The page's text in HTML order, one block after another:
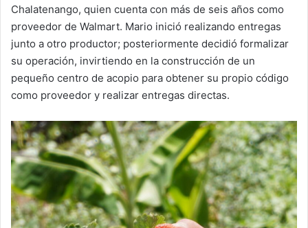
Chalatenango, quien cuenta con más de seis años como
proveedor de Walmart. Mario inició realizando entregas
junto a otro productor; posteriormente decidió formalizar
su operación, invirtiendo en la construcción de un
pequeño centro de acopio para obtener su propio código
como proveedor y realizar entregas directas.